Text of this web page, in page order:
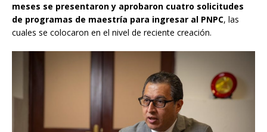
meses se presentaron y aprobaron cuatro solicitudes
de programas de maestría para ingresar al PNPC, las
cuales se colocaron en el nivel de reciente creación.